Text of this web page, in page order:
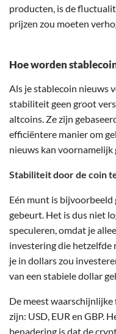
producten, is de
prijzen zou moeten
Hoe worden
Als je stablecoin nieuws
stabiliteit geen groot
altcoins. Ze zijn
efficiëntere manier om
nieuws kan voornamelijk
Stabiliteit door de coin
Eén munt is bijvoorbeeld
gebeurt. Het is dus niet
speculeren, omdat je
investering die hetzelfde
je in dollars zou
van een stabiele dollar
De meest
zijn: USD, EUR en GBP.
benadering is dat de